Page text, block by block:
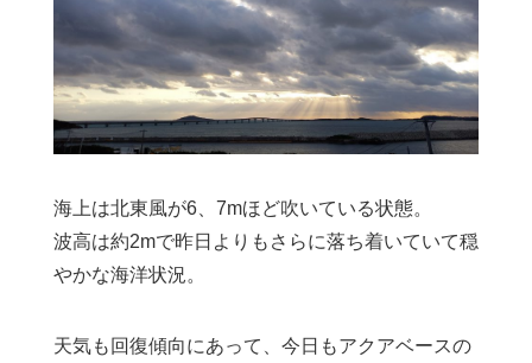
海上は北東風が6、7mほど吹いている状態。
波高は約2mで昨日よりもさらに落ち着いていて穏
やかな海洋状況。
天気も回復傾向にあって、今日もアクアベースの